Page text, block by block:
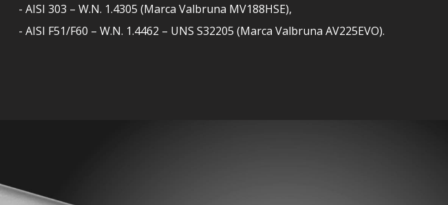
- AISI 303 – W.N. 1.4305 (Marca Valbruna MV188HSE),
- AISI F51/F60 – W.N. 1.4462 – UNS S32205 (Marca Valbruna AV225EVO).